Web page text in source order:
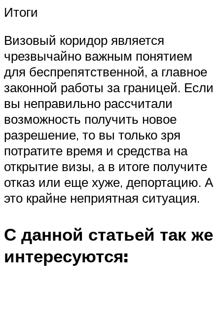
Итоги
Визовый коридор является
чрезвычайно важным понятием
для беспрепятственной, а главное
законной работы за границей. Если
вы неправильно рассчитали
возможность получить новое
разрешение, то вы только зря
потратите время и средства на
открытие визы, а в итоге получите
отказ или еще хуже, депортацию. А
это крайне неприятная ситуация.
С данной статьей так же
интересуются: